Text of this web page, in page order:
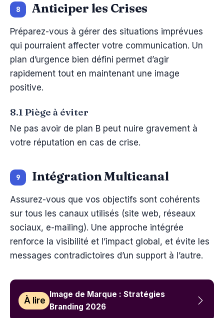
8 Anticiper les Crises
Préparez-vous à gérer des situations imprévues
qui pourraient affecter votre communication. Un
plan d’urgence bien défini permet d’agir
rapidement tout en maintenant une image
positive.
8.1 Piège à éviter
Ne pas avoir de plan B peut nuire gravement à
votre réputation en cas de crise.
9 Intégration Multicanal
Assurez-vous que vos objectifs sont cohérents
sur tous les canaux utilisés (site web, réseaux
sociaux, e-mailing). Une approche intégrée
renforce la visibilité et l’impact global, et évite les
messages contradictoires d’un support à l’autre.
À lire
Image de Marque : Stratégies
Branding 2026